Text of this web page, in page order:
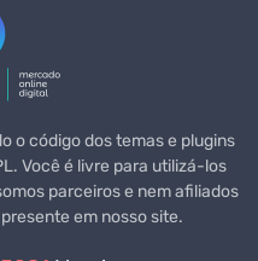
o código dos temas e plugins
Você é livre para utilizá-los
parceiros e nem afiliados
em nosso site.